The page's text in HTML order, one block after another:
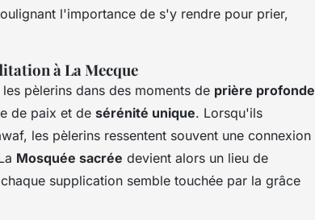
l'importance de s'y rendre pour prier,
à La Mecque
pèlerins dans des moments de prière profonde
de paix et de sérénité unique. Lorsqu'ils
les pèlerins ressentent souvent une connexion
Mosquée sacrée devient alors un lieu de
supplication semble touchée par la grâce